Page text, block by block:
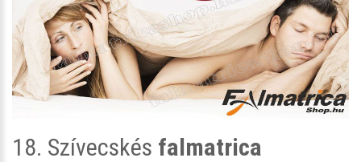
18. Szívecskés falmatrica